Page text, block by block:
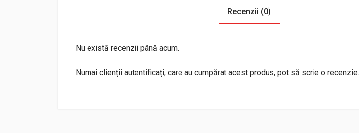
Recenzii (0)
Nu există recenzii până acum.
Numai clienții autentificați, care au cumpărat acest produs, pot să scrie o recenzie.